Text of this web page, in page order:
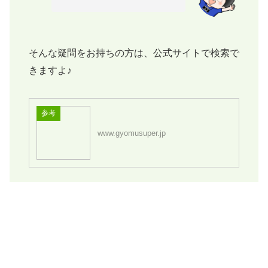
そんな疑問をお持ちの方は、公式サイトで検索で
きますよ♪
参考
www.gyomusuper.jp